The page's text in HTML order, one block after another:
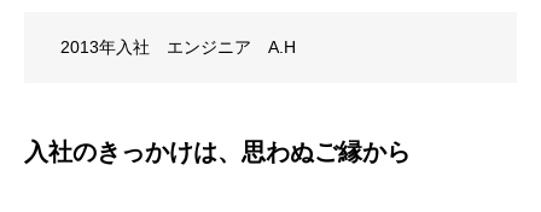
2013年入社 エンジニア A.H
入社のきっかけは、思わぬご縁から